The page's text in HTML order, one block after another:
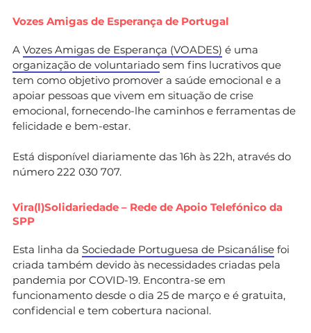
Vozes Amigas de Esperança de Portugal
A Vozes Amigas de Esperança (VOADES) é uma
organização de voluntariado sem fins lucrativos que
tem como objetivo promover a saúde emocional e a
apoiar pessoas que vivem em situação de crise
emocional, fornecendo-lhe caminhos e ferramentas de
felicidade e bem-estar.
Está disponível diariamente das 16h às 22h, através do
número 222 030 707.
Vira(l)Solidariedade – Rede de Apoio Telefónico da
SPP
Esta linha da Sociedade Portuguesa de Psicanálise foi
criada também devido às necessidades criadas pela
pandemia por COVID-19. Encontra-se em
funcionamento desde o dia 25 de março e é gratuita,
confidencial e tem cobertura nacional.